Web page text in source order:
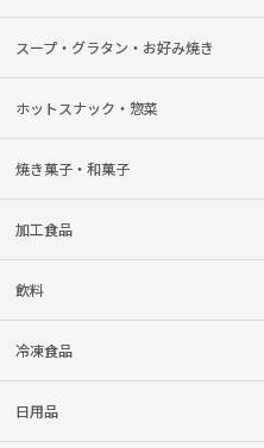
スープ・グラタン・お好み焼き
ホットスナック・惣菜
焼き菓子・和菓子
加工食品
飲料
冷凍食品
日用品